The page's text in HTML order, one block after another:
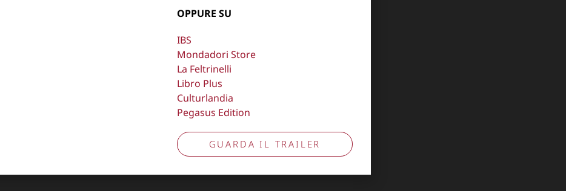
OPPURE SU
IBS
Mondadori Store
La Feltrinelli
Libro Plus
Culturlandia
Pegasus Edition
GUARDA IL TRAILER